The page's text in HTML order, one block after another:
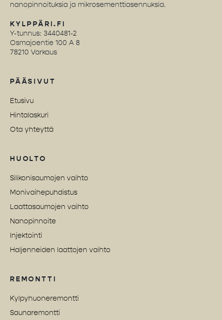
nanopinnoituksia ja mikrosementtiasennuksia.
KYLPPÄRI.FI
Y-tunnus: 3440481-2
Osmajoentie 100 A 8
78210 Varkaus
PÄÄSIVUT
Etusivu
Hintalaskuri
Ota yhteyttä
HUOLTO
Silikonisaumojen vaihto
Monivaihepuhdistus
Laattasaumojen vaihto
Nanopinnoite
Injektointi
Haljenneiden laattojen vaihto
REMONTTI
Kylpyhuoneremontti
Saunaremontti